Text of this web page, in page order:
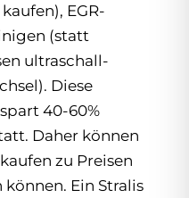
EGR-
(statt
ultraschall-
Diese
40-60%
Daher können
zu Preisen
Ein Stralis